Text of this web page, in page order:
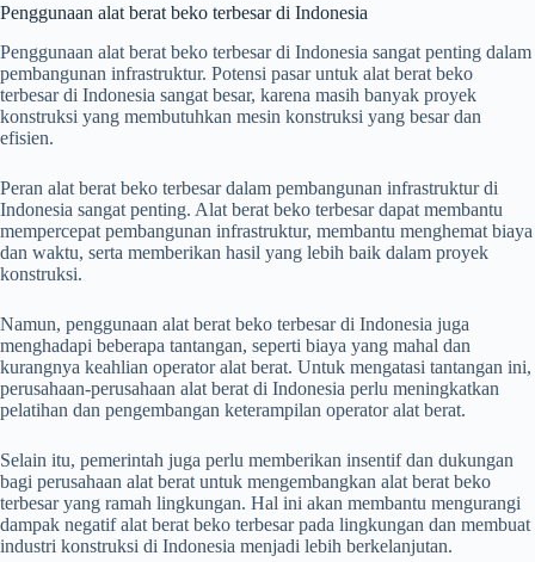
Penggunaan alat berat beko terbesar di Indonesia
Penggunaan alat berat beko terbesar di Indonesia sangat penting dalam
pembangunan infrastruktur. Potensi pasar untuk alat berat beko
terbesar di Indonesia sangat besar, karena masih banyak proyek
konstruksi yang membutuhkan mesin konstruksi yang besar dan
efisien.
Peran alat berat beko terbesar dalam pembangunan infrastruktur di
Indonesia sangat penting. Alat berat beko terbesar dapat membantu
mempercepat pembangunan infrastruktur, membantu menghemat biaya
dan waktu, serta memberikan hasil yang lebih baik dalam proyek
konstruksi.
Namun, penggunaan alat berat beko terbesar di Indonesia juga
menghadapi beberapa tantangan, seperti biaya yang mahal dan
kurangnya keahlian operator alat berat. Untuk mengatasi tantangan ini,
perusahaan-perusahaan alat berat di Indonesia perlu meningkatkan
pelatihan dan pengembangan keterampilan operator alat berat.
Selain itu, pemerintah juga perlu memberikan insentif dan dukungan
bagi perusahaan alat berat untuk mengembangkan alat berat beko
terbesar yang ramah lingkungan. Hal ini akan membantu mengurangi
dampak negatif alat berat beko terbesar pada lingkungan dan membuat
industri konstruksi di Indonesia menjadi lebih berkelanjutan.